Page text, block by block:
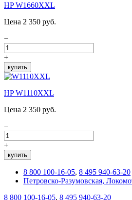
HP W1660XXL
Цена 2 350 руб.
−
+
купить
HP W1110XXL
Цена 2 350 руб.
−
+
купить
8 800 100-16-05, 8 495 940-63-20
Петровско-Разумовская,
8 800 100-16-05, 8 495 940-63-20